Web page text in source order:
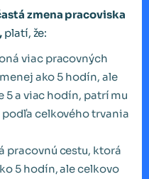
zmena pracoviska
platí, že:
viac pracovných
ako 5 hodín, ale
5 a viac hodín, patrí mu
celkového trvania
pracovnú cestu, ktorá
5 hodín, ale celkovo